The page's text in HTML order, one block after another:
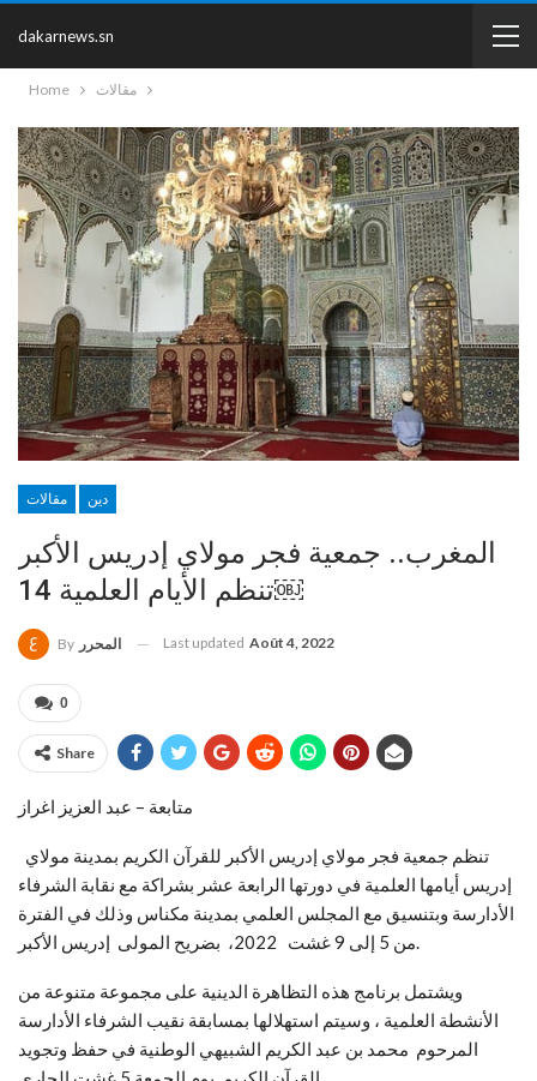
dakarnews.sn
Home مقالات
مقالات دين
المغرب.. جمعية فجر مولاي إدريس الأكبر
تنظم الأيام العلمية 14￼
By المحرر Last updated Août 4, 2022
0
Share
إدريس أيامها العلمية في دورتها الرابعة عشر بشراكة مع نقابة الشرفاء
الأدارسة وبتنسيق مع المجلس العلمي بمدينة مكناس وذلك في الفترة
من 5 إلى 9 غشت 2022، بضريح المولى إدريس الأكبر.
ويشتمل برنامج هذه التظاهرة الدينية على مجموعة متنوعة من
الأنشطة العلمية ، وسيتم استهلالها بمسابقة نقيب الشرفاء الأدارسة
المرحوم محمد بن عبد الكريم الشبيهي الوطنية في حفظ وتجويد